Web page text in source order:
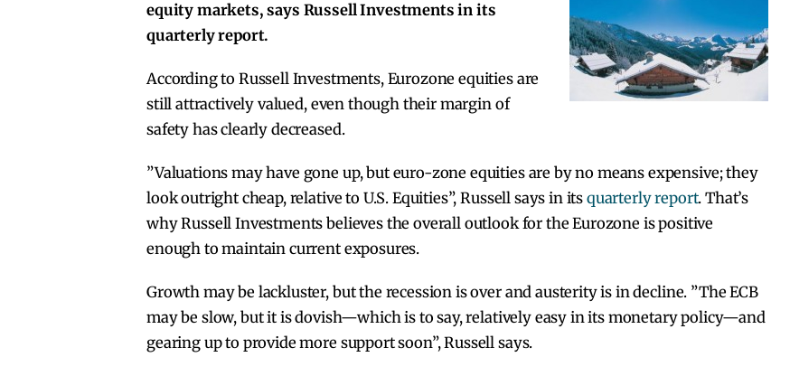
equity markets, says Russell Investments in its
quarterly report.
According to Russell Investments, Eurozone equities are
still attractively valued, even though their margin of
safety has clearly decreased.
”Valuations may have gone up, but euro-zone equities are by no means expensive; they
look outright cheap, relative to U.S. Equities”, Russell says in its quarterly report. That’s
why Russell Investments believes the overall outlook for the Eurozone is positive
enough to maintain current exposures.
Growth may be lackluster, but the recession is over and austerity is in decline. ”The ECB
may be slow, but it is dovish—which is to say, relatively easy in its monetary policy—and
gearing up to provide more support soon”, Russell says.